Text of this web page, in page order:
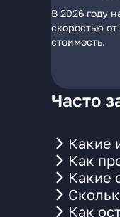
В 2026 году
скоростью
стоимость.
Часто
Какие
Как
Какие
Как